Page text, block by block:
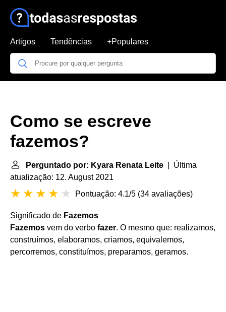
Artigos Tendências +Populares
Como se escreve
fazemos?
Perguntado por: Kyara Renata Leite | Última
atualização: 12. August 2021
Pontuação: 4.1/5 (34 avaliações)
Significado de Fazemos
Fazemos vem do verbo fazer. O mesmo que: realizamos,
construímos, elaboramos, criamos, equivalemos,
percorremos, constituímos, preparamos, geramos.